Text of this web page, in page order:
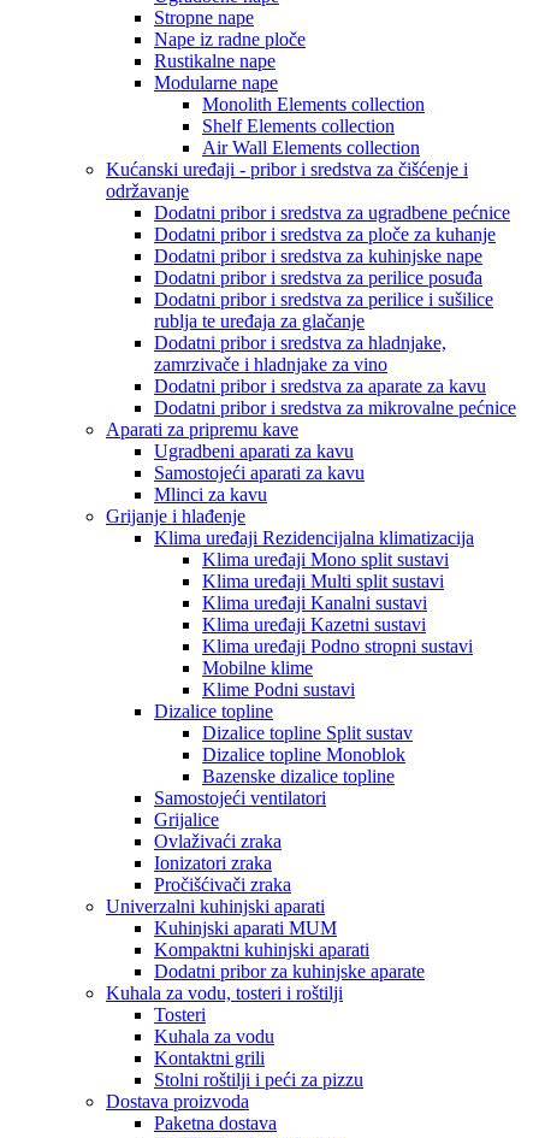
Stropne nape
Nape iz radne ploče
Rustikalne nape
Modularne nape
Monolith Elements collection
Shelf Elements collection
Air Wall Elements collection
Kućanski uređaji - pribor i sredstva za čišćenje i
održavanje
Dodatni pribor i sredstva za ugradbene pećnice
Dodatni pribor i sredstva za ploče za kuhanje
Dodatni pribor i sredstva za kuhinjske nape
Dodatni pribor i sredstva za perilice posuđa
Dodatni pribor i sredstva za perilice i sušilice
rublja te uređaja za glačanje
Dodatni pribor i sredstva za hladnjake,
zamrzivače i hladnjake za vino
Dodatni pribor i sredstva za aparate za kavu
Dodatni pribor i sredstva za mikrovalne pećnice
Aparati za pripremu kave
Ugradbeni aparati za kavu
Samostojeći aparati za kavu
Mlinci za kavu
Grijanje i hlađenje
Klima uređaji Rezidencijalna klimatizacija
Klima uređaji Mono split sustavi
Klima uređaji Multi split sustavi
Klima uređaji Kanalni sustavi
Klima uređaji Kazetni sustavi
Klima uređaji Podno stropni sustavi
Mobilne klime
Klime Podni sustavi
Dizalice topline
Dizalice topline Split sustav
Dizalice topline Monoblok
Bazenske dizalice topline
Samostojeći ventilatori
Grijalice
Ovlaživaći zraka
Ionizatori zraka
Pročišćivači zraka
Univerzalni kuhinjski aparati
Kuhinjski aparati MUM
Kompaktni kuhinjski aparati
Dodatni pribor za kuhinjske aparate
Kuhala za vodu, tosteri i roštilji
Tosteri
Kuhala za vodu
Kontaktni grili
Stolni roštilji i peći za pizzu
Dostava proizvoda
Paketna dostava